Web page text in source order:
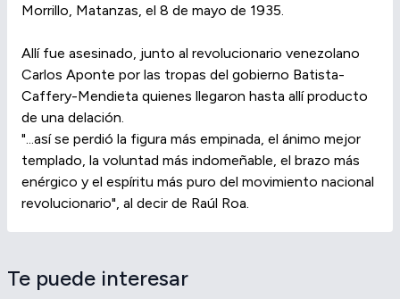
Morrillo, Matanzas, el 8 de mayo de 1935.
Allí fue asesinado, junto al revolucionario venezolano
Carlos Aponte por las tropas del gobierno Batista-
Caffery-Mendieta quienes llegaron hasta allí producto
de una delación.
"...así se perdió la figura más empinada, el ánimo mejor
templado, la voluntad más indomeñable, el brazo más
enérgico y el espíritu más puro del movimiento nacional
revolucionario", al decir de Raúl Roa.
Te puede interesar